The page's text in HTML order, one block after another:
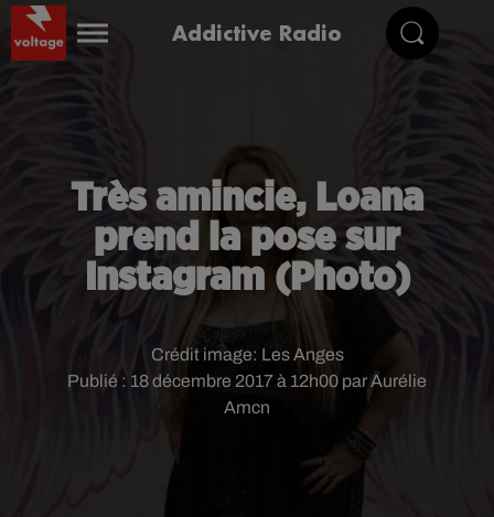
Addictive Radio
Très amincie, Loana
prend la pose sur
Instagram (Photo)
Publié : 18 décembre 2017 à 12h00 par Aurélie
Amcn
Crédit image: Les Anges